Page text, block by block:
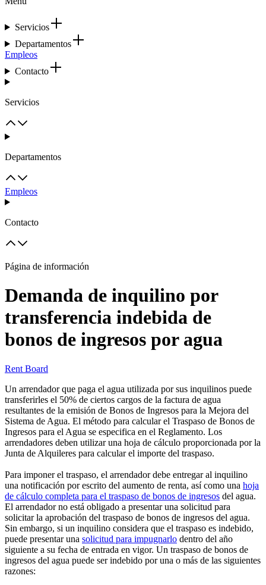
Servicios
Departamentos
Empleos
Contacto
Servicios
Departamentos
Empleos
Contacto
Página de información
Demanda de inquilino por
transferencia indebida de
bonos de ingresos por agua
Rent Board
Un arrendador que paga el agua utilizada por sus inquilinos puede
transferirles el 50% de ciertos cargos de la factura de agua
resultantes de la emisión de Bonos de Ingresos para la Mejora del
Sistema de Agua. El método para calcular el Traspaso de Bonos de
Ingresos para el Agua se especifica en el Reglamento. Los
arrendadores deben utilizar una hoja de cálculo proporcionada por la
Junta de Alquileres para calcular el importe del traspaso.
Para imponer el traspaso, el arrendador debe entregar al inquilino
una notificación por escrito del aumento de renta, así como una hoja
de cálculo completa para el traspaso de bonos de ingresos del agua.
El arrendador no está obligado a presentar una solicitud para
solicitar la aprobación del traspaso de bonos de ingresos del agua.
Sin embargo, si un inquilino considera que el traspaso es indebido,
puede presentar una solicitud para impugnarlo dentro del año
siguiente a su fecha de entrada en vigor. Un traspaso de bonos de
ingresos del agua puede ser indebido por una o más de las siguientes
razones: